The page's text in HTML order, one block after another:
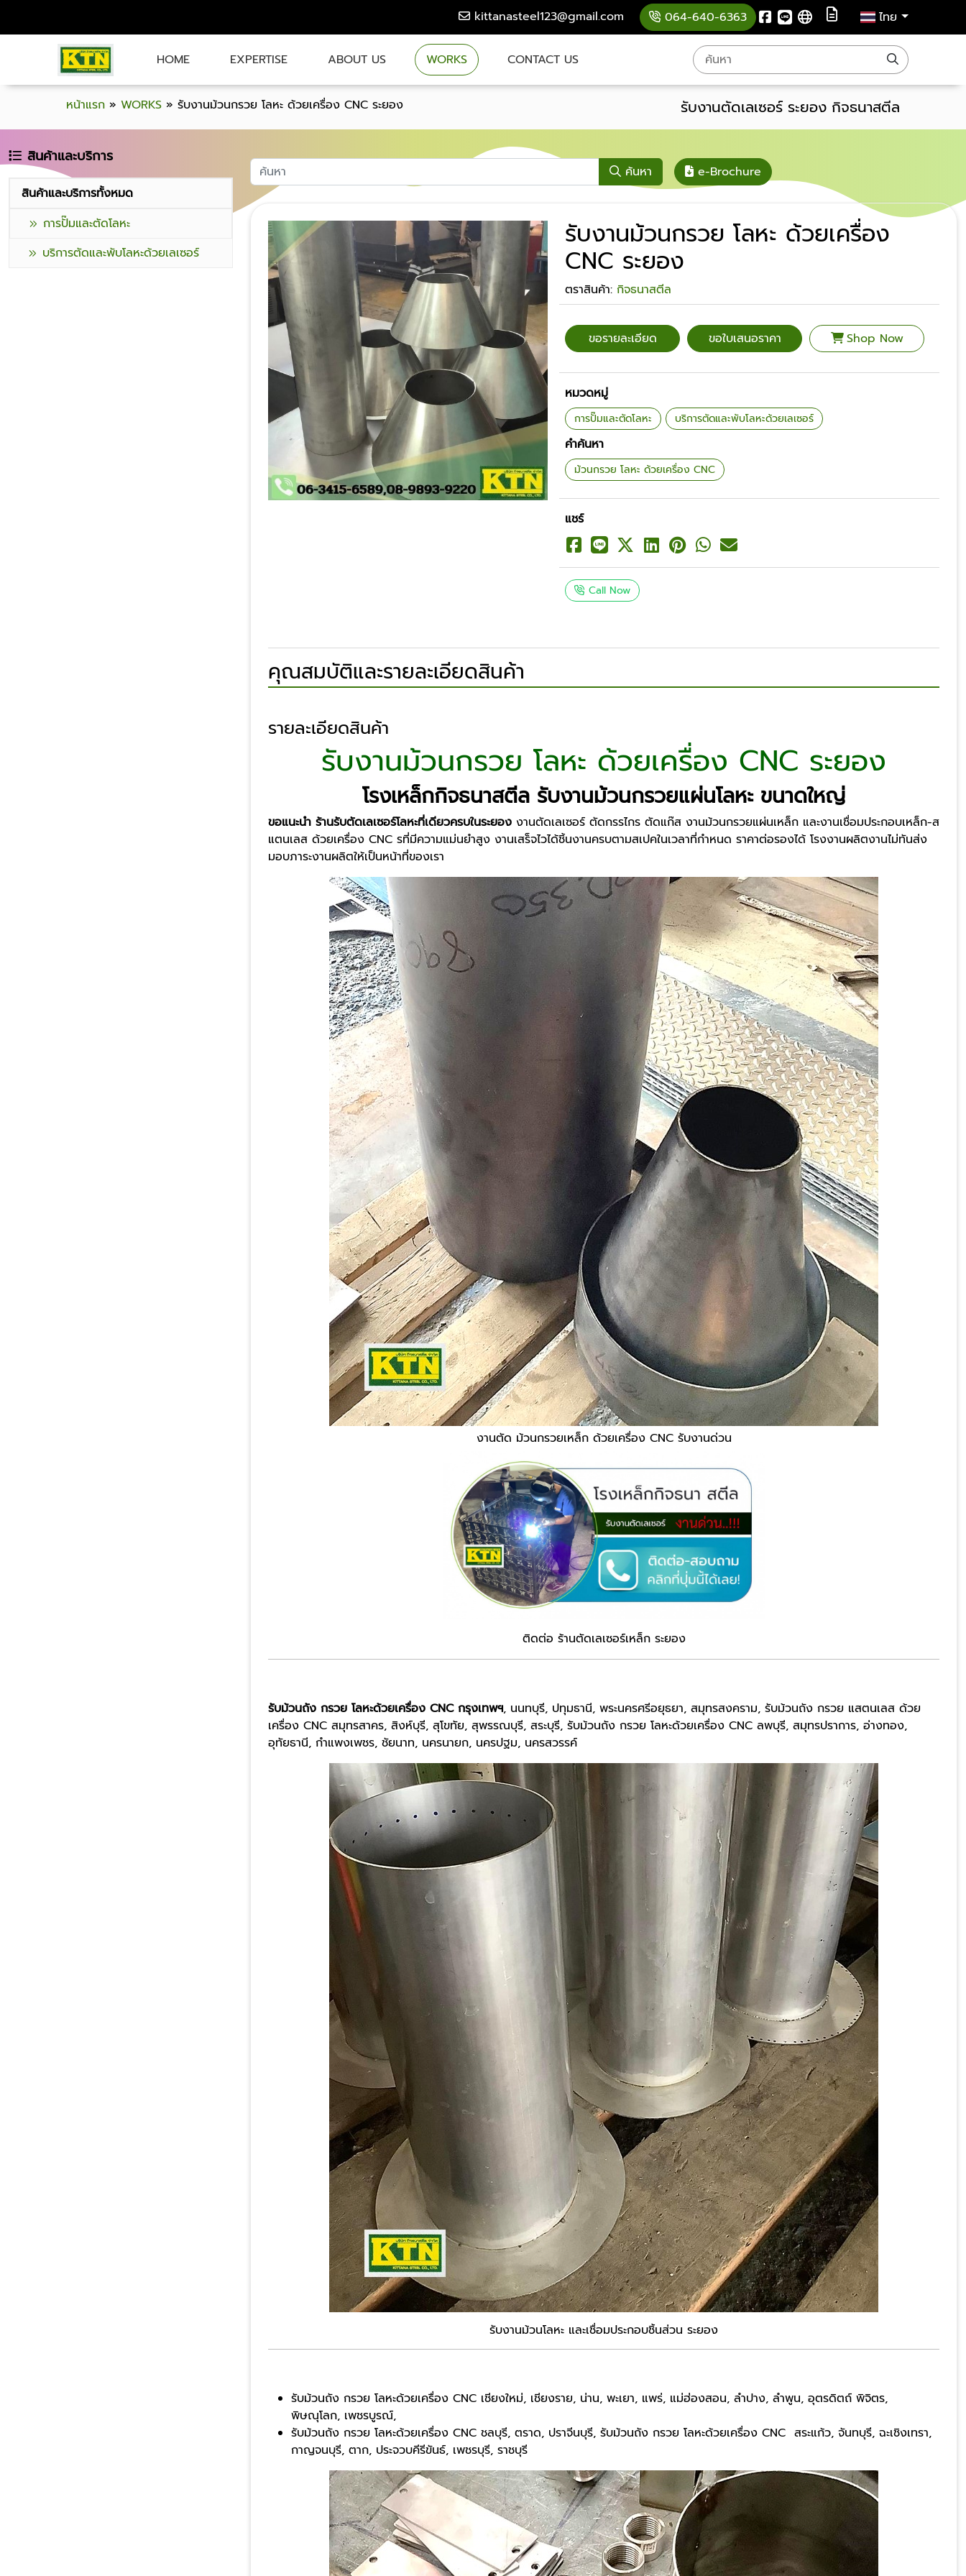
kittanasteel123@gmail.com 064-640-6363 ไทย
HOME EXPERTISE ABOUT US WORKS CONTACT US
หน้าแรก » WORKS » รับงานม้วนกรวย โลหะ ด้วยเครื่อง CNC ระยอง รับงานตัดเลเซอร์ ระยอง กิจธนาสตีล
สินค้าและบริการ
สินค้าและบริการทั้งหมด
การปั๊มและตัดโลหะ
บริการตัดและพับโลหะด้วยเลเซอร์
ค้นหา e-Brochure
รับงานม้วนกรวย โลหะ ด้วยเครื่อง
CNC ระยอง
ตราสินค้า:กิจธนาสตีล
ขอรายละเอียด ขอใบเสนอราคา Shop Now
หมวดหมู่
การปั๊มและตัดโลหะ บริการตัดและพับโลหะด้วยเลเซอร์
คำค้นหา
ม้วนกรวย โลหะ ด้วยเครื่อง CNC
แชร์
Call Now
คุณสมบัติและรายละเอียดสินค้า
รายละเอียดสินค้า
รับงานม้วนกรวย โลหะ ด้วยเครื่อง CNC ระยอง
โรงเหล็กกิจธนาสตีล รับงานม้วนกรวยแผ่นโลหะ ขนาดใหญ่
ขอแนะนำ ร้านรับตัดเลเซอร์โลหะที่เดียวครบในระยอง งานตัดเลเซอร์ ตัดกรรไกร ตัดแก๊ส งานม้วนกรวยแผ่นเหล็ก และงานเชื่อมประกอบเหล็ก-ส
แตนเลส ด้วยเครื่อง CNC รที่มีความแม่นยำสูง งานเสร็จไวได้ชิ้นงานครบตามสเปคในเวลาที่กำหนด ราคาต่อรองได้ โรงงานผลิตงานไม่ทันส่ง
มอบภาระงานผลิตให้เป็นหน้าที่ของเรา
งานตัด ม้วนกรวยเหล็ก ด้วยเครื่อง CNC รับงานด่วน
ติดต่อ ร้านตัดเลเซอร์เหล็ก ระยอง​
รับม้วนถัง กรวย โลหะด้วยเครื่อง CNC กรุงเทพฯ, นนทบุรี, ปทุมธานี, พระนครศรีอยุธยา, สมุทรสงคราม, รับม้วนถัง กรวย แสตนเลส ด้วย
เครื่อง CNC สมุทรสาคร, สิงห์บุรี, สุโขทัย, สุพรรณบุรี, สระบุรี, รับม้วนถัง กรวย โลหะด้วยเครื่อง CNC ลพบุรี, สมุทรปราการ, อ่างทอง,
อุทัยธานี, กำแพงเพชร, ชัยนาท, นครนายก, นครปฐม, นครสวรรค์
รับงานม้วนโลหะ และเชื่อมประกอบชิ้นส่วน ระยอง
รับม้วนถัง กรวย โลหะด้วยเครื่อง CNC เชียงใหม่, เชียงราย, น่าน, พะเยา, แพร่, แม่ฮ่องสอน, ลำปาง, ลำพูน, อุตรดิตถ์ พิจิตร,
พิษณุโลก, เพชรบูรณ์,
รับม้วนถัง กรวย โลหะด้วยเครื่อง CNC ชลบุรี, ตราด, ปราจีนบุรี, รับม้วนถัง กรวย โลหะด้วยเครื่อง CNC สระแก้ว, จันทบุรี, ฉะเชิงเทรา,
กาญจนบุรี, ตาก, ประจวบคีรีขันธ์, เพชรบุรี, ราชบุรี